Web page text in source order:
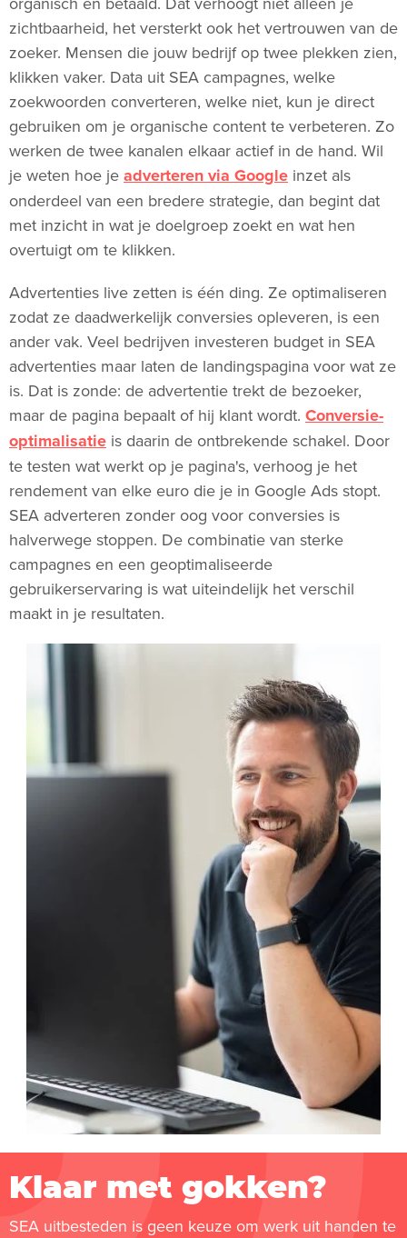
zichtbaarheid, het versterkt ook het vertrouwen van de
zoeker. Mensen die jouw bedrijf op twee plekken zien,
klikken vaker. Data uit SEA campagnes, welke
zoekwoorden converteren, welke niet, kun je direct
gebruiken om je organische content te verbeteren. Zo
werken de twee kanalen elkaar actief in de hand. Wil
je weten hoe je adverteren via Google inzet als
onderdeel van een bredere strategie, dan begint dat
met inzicht in wat je doelgroep zoekt en wat hen
overtuigt om te klikken.
Advertenties live zetten is één ding. Ze optimaliseren
zodat ze daadwerkelijk conversies opleveren, is een
ander vak. Veel bedrijven investeren budget in SEA
advertenties maar laten de landingspagina voor wat ze
is. Dat is zonde: de advertentie trekt de bezoeker,
maar de pagina bepaalt of hij klant wordt. Conversie-
optimalisatie is daarin de ontbrekende schakel. Door
te testen wat werkt op je pagina's, verhoog je het
rendement van elke euro die je in Google Ads stopt.
SEA adverteren zonder oog voor conversies is
halverwege stoppen. De combinatie van sterke
campagnes en een geoptimaliseerde
gebruikerservaring is wat uiteindelijk het verschil
maakt in je resultaten.
Klaar met gokken?
SEA uitbesteden is geen keuze om werk uit handen te